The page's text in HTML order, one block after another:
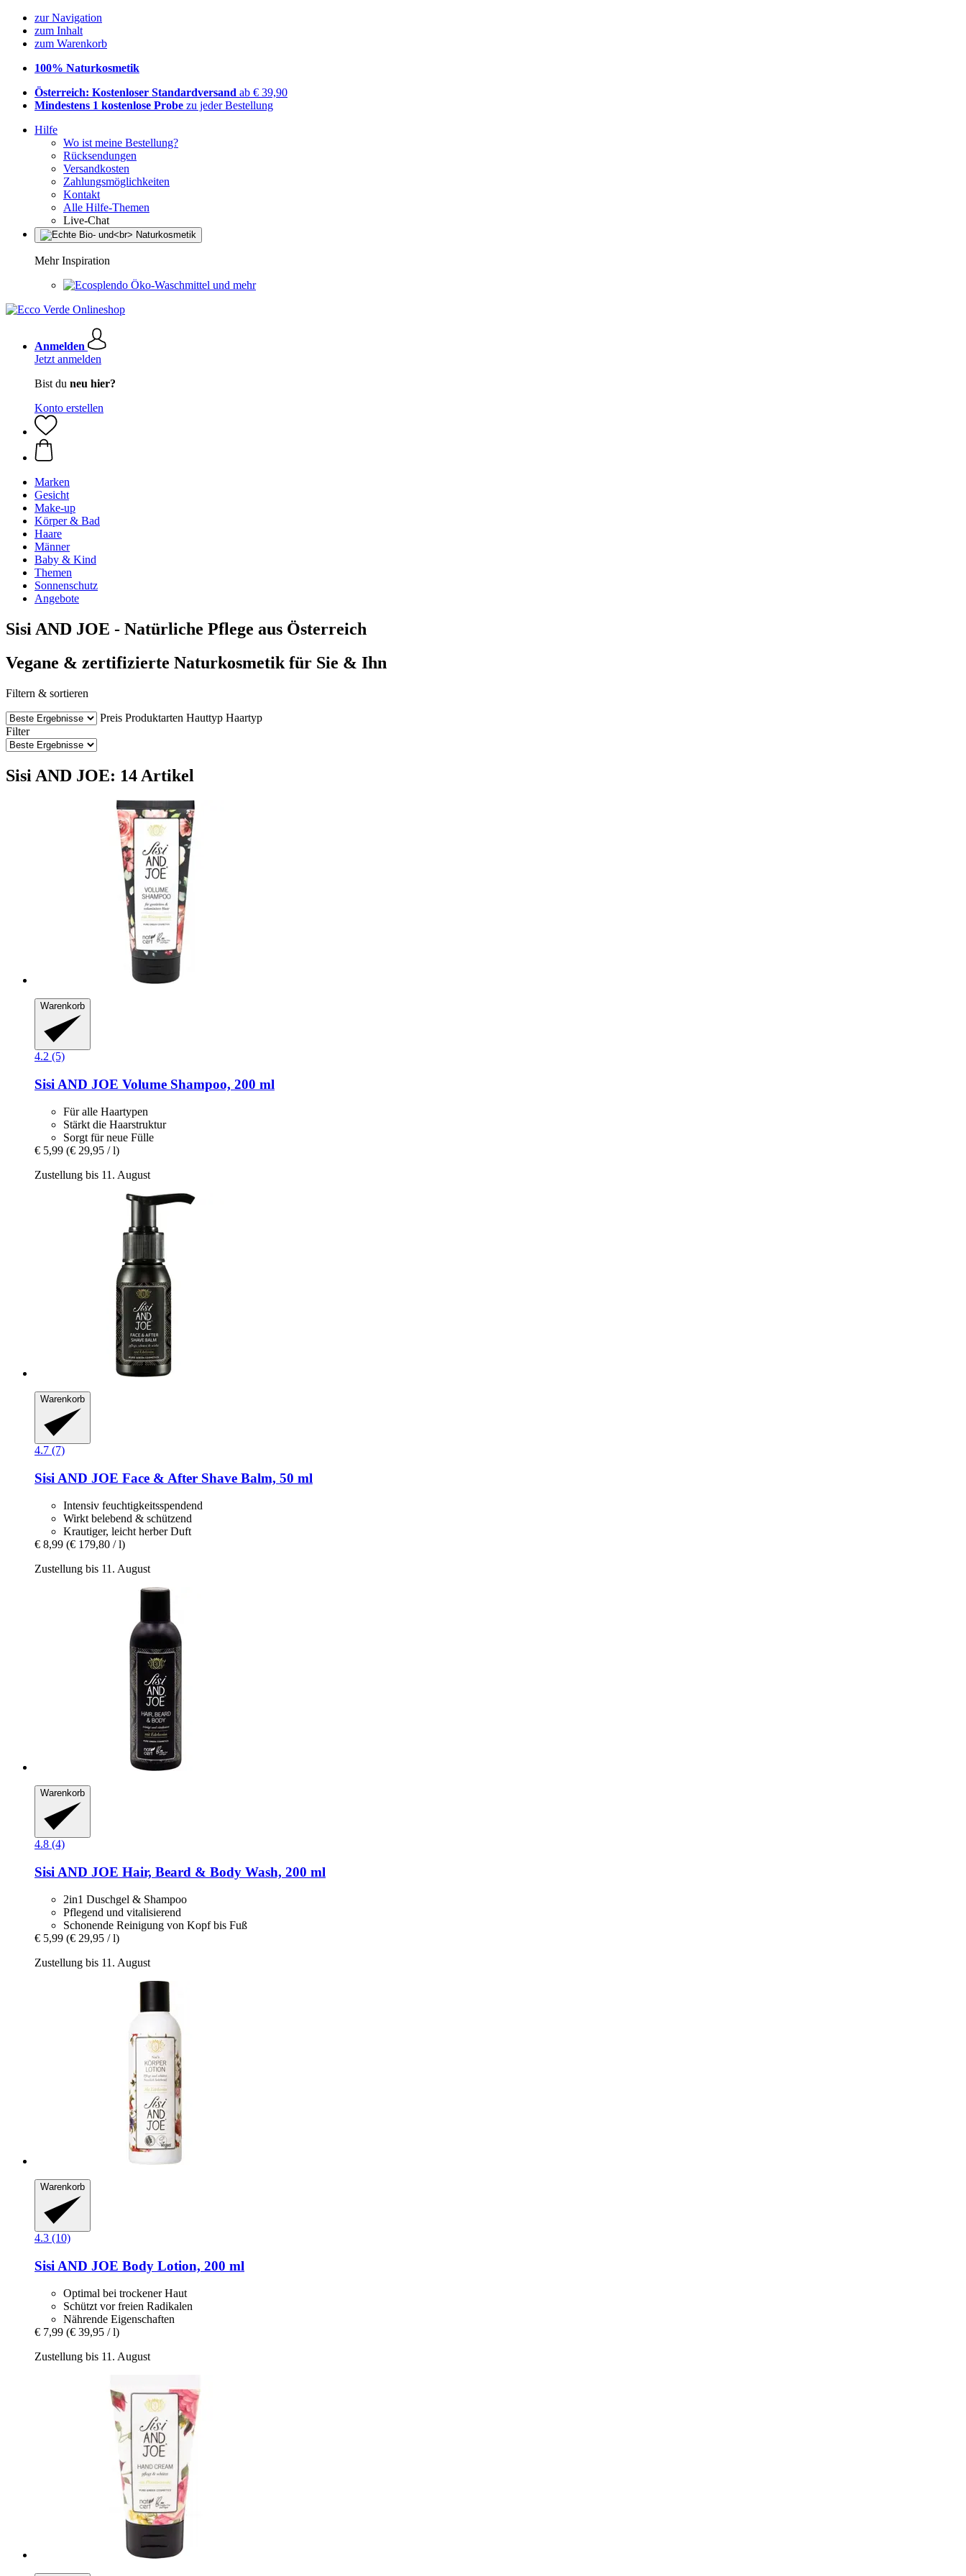
zur Navigation
zum Inhalt
zum Warenkorb
100% Naturkosmetik
Österreich: Kostenloser Standardversand ab € 39,90
Mindestens 1 kostenlose Probe zu jeder Bestellung
Hilfe
Wo ist meine Bestellung?
Rücksendungen
Versandkosten
Zahlungsmöglichkeiten
Kontakt
Alle Hilfe-Themen
Live-Chat
Mehr Inspiration
Öko-Waschmittel und mehr
Anmelden
Jetzt anmelden
Bist du neu hier?
Konto erstellen
Marken
Gesicht
Make-up
Körper & Bad
Haare
Männer
Baby & Kind
Themen
Sonnenschutz
Angebote
Sisi AND JOE - Natürliche Pflege aus Österreich
Vegane & zertifizierte Naturkosmetik für Sie & Ihn
Filtern & sortieren
Preis Produktarten Hauttyp Haartyp
Filter
Sisi AND JOE: 14 Artikel
Warenkorb
4.2 (5)
Sisi AND JOE Volume Shampoo, 200 ml
Für alle Haartypen
Stärkt die Haarstruktur
Sorgt für neue Fülle
€ 5,99 (€ 29,95 / l)
Zustellung bis 11. August
Warenkorb
4.7 (7)
Sisi AND JOE Face & After Shave Balm, 50 ml
Intensiv feuchtigkeitsspendend
Wirkt belebend & schützend
Krautiger, leicht herber Duft
€ 8,99 (€ 179,80 / l)
Zustellung bis 11. August
Warenkorb
4.8 (4)
Sisi AND JOE Hair, Beard & Body Wash, 200 ml
2in1 Duschgel & Shampoo
Pflegend und vitalisierend
Schonende Reinigung von Kopf bis Fuß
€ 5,99 (€ 29,95 / l)
Zustellung bis 11. August
Warenkorb
4.3 (10)
Sisi AND JOE Body Lotion, 200 ml
Optimal bei trockener Haut
Schützt vor freien Radikalen
Nährende Eigenschaften
€ 7,99 (€ 39,95 / l)
Zustellung bis 11. August